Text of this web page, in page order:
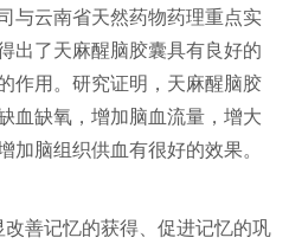
云南省天然药物药理重点实
出了天麻醒脑胶囊具有良好的
作用。研究证明，天麻醒脑胶
血缺氧，增加脑血流量，增大
加脑组织供血有很好的效果。
善记忆的获得、促进记忆的巩